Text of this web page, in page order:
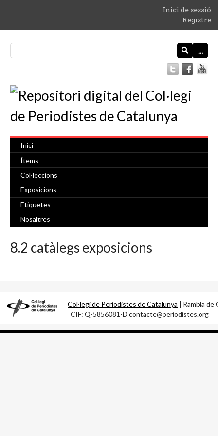
Inici de sessió
Registre
…
Inici
Ítems
Col·leccions
Exposicions
Etiquetes
Nosaltres
8.2 catàlegs exposicions
Col·legi de Periodistes de Catalunya | Rambla
CIF: Q-5856081-D